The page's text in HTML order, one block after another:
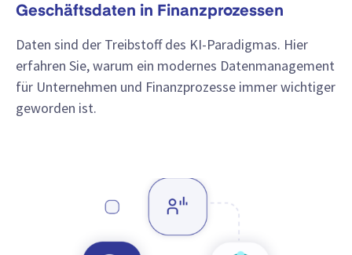
Geschäftsdaten in Finanzprozessen
Daten sind der Treibstoff des KI-Paradigmas. Hier
erfahren Sie, warum ein modernes Datenmanagement
für Unternehmen und Finanzprozesse immer wichtiger
geworden ist.